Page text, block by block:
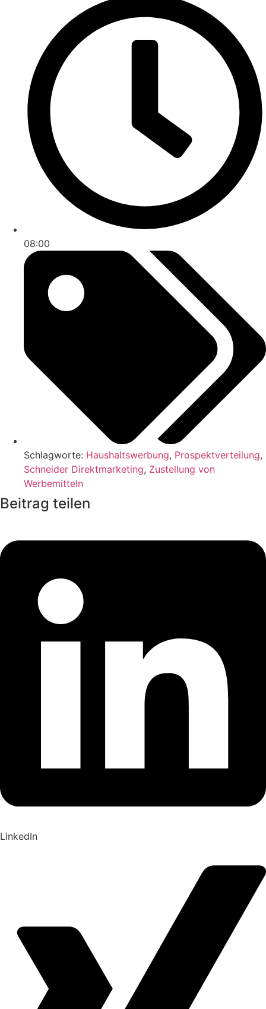
08:00
Schlagworte: Haushaltswerbung, Prospektverteilung,
Schneider Direktmarketing, Zustellung von
Werbemitteln
Beitrag teilen
LinkedIn